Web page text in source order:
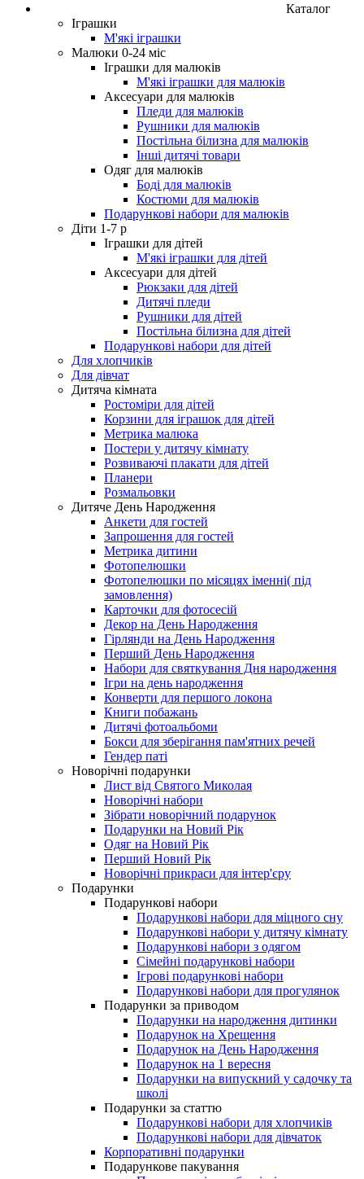
Каталог
Іграшки
М'які іграшки
Малюки 0-24 міс
Іграшки для малюків
М'які іграшки для малюків
Аксесуари для малюків
Пледи для малюків
Рушники для малюків
Постільна білизна для малюків
Інші дитячі товари
Одяг для малюків
Боді для малюків
Костюми для малюків
Подарункові набори для малюків
Діти 1-7 р
Іграшки для дітей
М'які іграшки для дітей
Аксесуари для дітей
Рюкзаки для дітей
Дитячі пледи
Рушники для дітей
Постільна білизна для дітей
Подарункові набори для дітей
Для хлопчиків
Для дівчат
Дитяча кімната
Ростоміри для дітей
Корзини для іграшок для дітей
Метрика малюка
Постери у дитячу кімнату
Розвиваючі плакати для дітей
Планери
Розмальовки
Дитяче День Народження
Анкети для гостей
Запрошення для гостей
Метрика дитини
Фотопелюшки
Фотопелюшки по місяцях іменні( під
замовлення)
Карточки для фотосесій
Декор на День Народження
Гірлянди на День Народження
Перший День Народження
Набори для святкування Дня народження
Ігри на день народження
Конверти для першого локона
Книги побажань
Дитячі фотоальбоми
Бокси для зберігання пам'ятних речей
Гендер паті
Новорічні подарунки
Лист від Cвятого Миколая
Новорічні набори
Зібрати новорічний подарунок
Подарунки на Новий Рік
Одяг на Новий Рік
Перший Новий Рік
Новорічні прикраси для інтер'єру
Подарунки
Подарункові набори
Подарункові набори для міцного сну
Подарункові набори у дитячу кімнату
Подарункові набори з одягом
Сімейні подарункові набори
Ігрові подарункові набори
Подарункові набори для прогулянок
Подарунки за приводом
Подарунки на народження дитинки
Подарунок на Хрещення
Подарунок на День Народження
Подарунок на 1 вересня
Подарунки на випускний у садочку та
школі
Подарунки за статтю
Подарункові набори для хлопчиків
Подарункові набори для дівчаток
Корпоративні подарунки
Подарункове пакування